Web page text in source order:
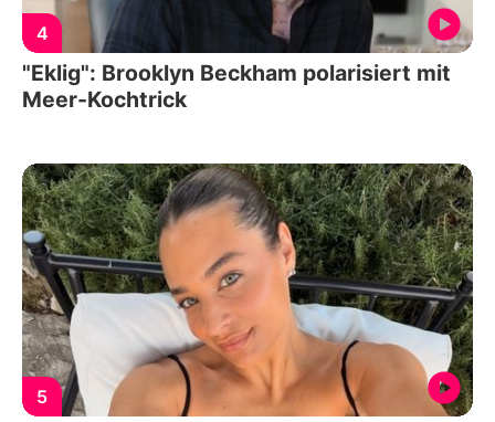
4
"Eklig": Brooklyn Beckham polarisiert mit
Meer-Kochtrick
5